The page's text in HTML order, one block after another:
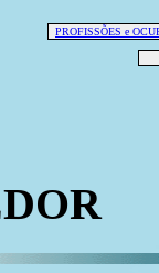
PROFISSÕES e